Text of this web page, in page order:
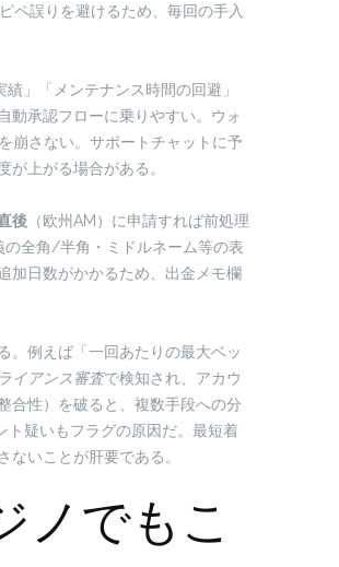
ペ誤りを避けるため、毎回の手入
」「メンテナンス時間の回避」
動承認フローに乗りやすい。ウォ
を崩さない。サポートチャットに予
上がる場合がある。
後 （欧州AM）に申請すれば前処理
全角/半角・ミドルネーム等の表
加日数がかかるため、出金メモ欄
。例えば「一回あたりの最大ベッ
イアンス審査で検知され、アカウ
合性）を破ると、複数手段への分
ト疑いもフラグの原因だ。最短着
いことが肝要である。
ノでもこ